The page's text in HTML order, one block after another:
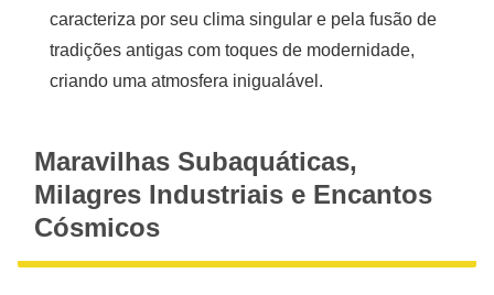
caracteriza por seu clima singular e pela fusão de
tradições antigas com toques de modernidade,
criando uma atmosfera inigualável.
Maravilhas Subaquáticas,
Milagres Industriais e Encantos
Cósmicos